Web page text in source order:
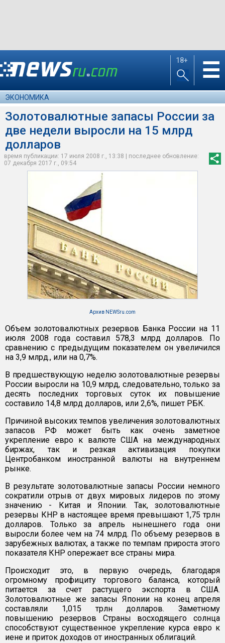
18+ ☰
ЭКОНОМИКА
Золотовалютные запасы России за
две недели выросли на 15 млрд
долларов
время публикации: 17 июля 2008 г., 13:38 | последнее обновление:
07 декабря 2017 г., 09:54
Архив NEWSru.com
Объем золотовалютных резервов Банка России на 11
июля 2008 года составил 578,3 млрд долларов. По
сравнению с предыдущим показателем он увеличился
на 3,9 млрд., или на 0,7%.
В предшествующую неделю золотовалютные резервы
России выросли на 10,9 млрд, следовательно, только за
десять последних торговых суток их повышение
составило 14,8 млрд долларов, или 2,6%, пишет РБК.
Причиной высоких темпов увеличения золотовалютных
запасов РФ может быть как очень заметное
укрепление евро к валюте США на международных
биржах, так и резкая активизация покупки
Центробанком иностранной валюты на внутреннем
рынке.
В результате золотовалютные запасы России немного
сократили отрыв от двух мировых лидеров по этому
значению - Китая и Японии. Так, золотовалютные
резервы КНР в настоящее время превышают 1,75 трлн
долларов. Только за апрель нынешнего года они
выросли более чем на 74 млрд. По объему резервов в
зарубежных валютах, а также по темпам прироста этого
показателя КНР опережает все страны мира.
Происходит это, в первую очередь, благодаря
огромному профициту торгового баланса, который
питается за счет растущего экспорта в США.
Золотовалютные же запасы Японии на конец апреля
составляли 1,015 трлн долларов. Заметному
повышению резервов Страны восходящего солнца
способствуют существенное укрепление курса евро к
иене и приток доходов от иностранных облигаций.